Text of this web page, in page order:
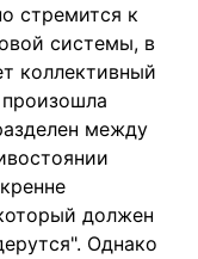
стремится к
системы, в
коллективный
между
должен
Однако